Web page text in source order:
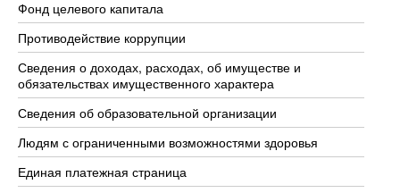
Фонд целевого капитала
Противодействие коррупции
Сведения о доходах, расходах, об имуществе и
обязательствах имущественного характера
Сведения об образовательной организации
Людям с ограниченными возможностями здоровья
Единая платежная страница